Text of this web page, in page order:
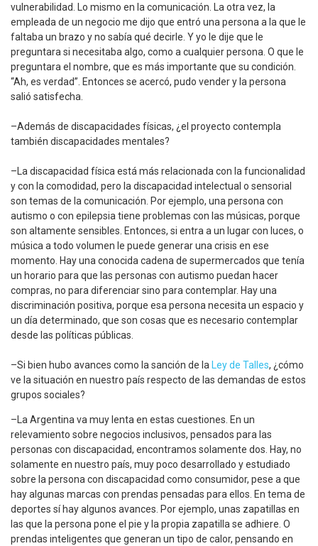
vulnerabilidad. Lo mismo en la comunicación. La otra vez, la
empleada de un negocio me dijo que entró una persona a la que le
faltaba un brazo y no sabía qué decirle. Y yo le dije que le
preguntara si necesitaba algo, como a cualquier persona. O que le
preguntara el nombre, que es más importante que su condición.
“Ah, es verdad”. Entonces se acercó, pudo vender y la persona
salió satisfecha.
–Además de discapacidades físicas, ¿el proyecto contempla
también discapacidades mentales?
–La discapacidad física está más relacionada con la funcionalidad
y con la comodidad, pero la discapacidad intelectual o sensorial
son temas de la comunicación. Por ejemplo, una persona con
autismo o con epilepsia tiene problemas con las músicas, porque
son altamente sensibles. Entonces, si entra a un lugar con luces, o
música a todo volumen le puede generar una crisis en ese
momento. Hay una conocida cadena de supermercados que tenía
un horario para que las personas con autismo puedan hacer
compras, no para diferenciar sino para contemplar. Hay una
discriminación positiva, porque esa persona necesita un espacio y
un día determinado, que son cosas que es necesario contemplar
desde las políticas públicas.
–Si bien hubo avances como la sanción de la Ley de Talles, ¿cómo
ve la situación en nuestro país respecto de las demandas de estos
grupos sociales?
–La Argentina va muy lenta en estas cuestiones. En un
relevamiento sobre negocios inclusivos, pensados para las
personas con discapacidad, encontramos solamente dos. Hay, no
solamente en nuestro país, muy poco desarrollado y estudiado
sobre la persona con discapacidad como consumidor, pese a que
hay algunas marcas con prendas pensadas para ellos. En tema de
deportes sí hay algunos avances. Por ejemplo, unas zapatillas en
las que la persona pone el pie y la propia zapatilla se adhiere. O
prendas inteligentes que generan un tipo de calor, pensando en